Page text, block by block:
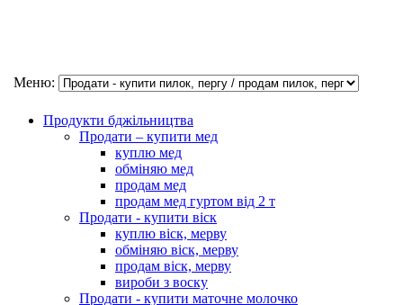
Меню:
Продукти бджільництва
Продати – купити мед
куплю мед
обміняю мед
продам мед
продам мед гуртом від 2 т
Продати - купити віск
куплю віск, мерву
обміняю віск, мерву
продам віск, мерву
вироби з воску
Продати - купити маточне молочко